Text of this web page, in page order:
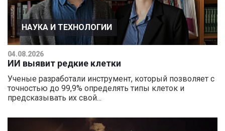
НАУКА И ТЕХНОЛОГИИ
04.08.2026
ИИ выявит редкие клетки
Ученые разработали инструмент, который позволяет с
точностью до 99,9% определять типы клеток и
предсказывать их свой...